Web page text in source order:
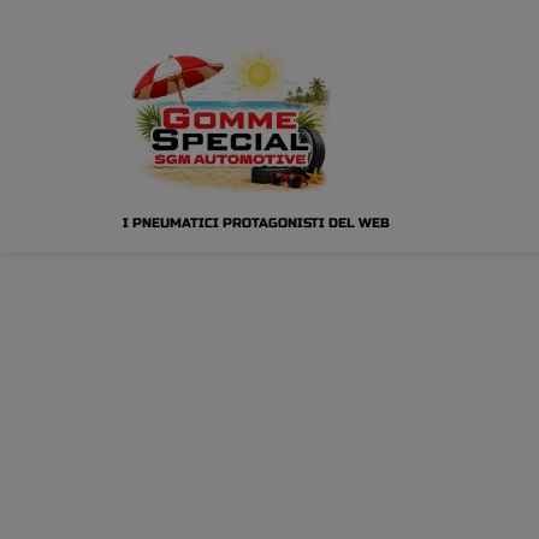
I PNEUMATICI PROTAGONISTI DEL WEB